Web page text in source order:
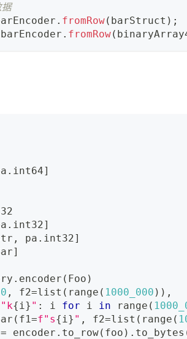
. fromRow( barStruct ) ;
barEncoder . fromRow(
. int64]
. int32]
, pa . int32]
]
. encoder ( Foo )
, f2=list ( range ( 1000_000 ) ) ,
{ i } " : i for i in range (
( f1=f"s{ i } " , f2=list ( range (
= encoder . to_row( foo ) . to_bytes